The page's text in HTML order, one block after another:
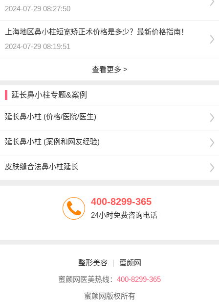
2024-07-29 08:27:50
上海地区鼻小柱短宽矫正术价格是多少？最新价格指南！
2024-07-29 08:19:51
查看更多 >
延长鼻小柱专题&案例
延长鼻小柱 (价格/医院/医生)
延长鼻小柱 (案例和网友经验)
皮肤缝合法鼻小柱延长
400-8299-365
24小时免费咨询电话
整形美容 |
蜜颜网
蜜颜网医美热线： 400-8299-365
蜜颜网版权所有